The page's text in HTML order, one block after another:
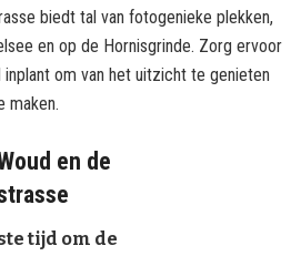
biedt tal van fotogenieke plekken,
en op de Hornisgrinde. Zorg ervoor
om van het uitzicht te genieten
maken.
en de
tijd om de